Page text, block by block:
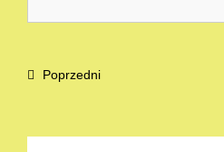
Poprzedni